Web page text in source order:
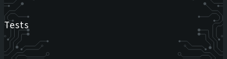
Tests